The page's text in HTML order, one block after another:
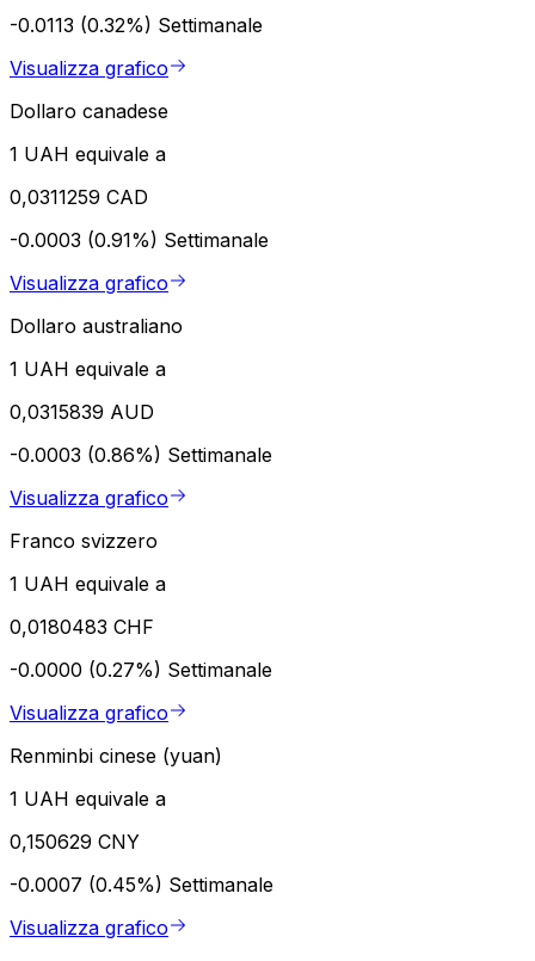
-0.0113 (0.32%) Settimanale
Visualizza grafico
Dollaro canadese
1 UAH equivale a
0,0311259 CAD
-0.0003 (0.91%) Settimanale
Visualizza grafico
Dollaro australiano
1 UAH equivale a
0,0315839 AUD
-0.0003 (0.86%) Settimanale
Visualizza grafico
Franco svizzero
1 UAH equivale a
0,0180483 CHF
-0.0000 (0.27%) Settimanale
Visualizza grafico
Renminbi cinese (yuan)
1 UAH equivale a
0,150629 CNY
-0.0007 (0.45%) Settimanale
Visualizza grafico